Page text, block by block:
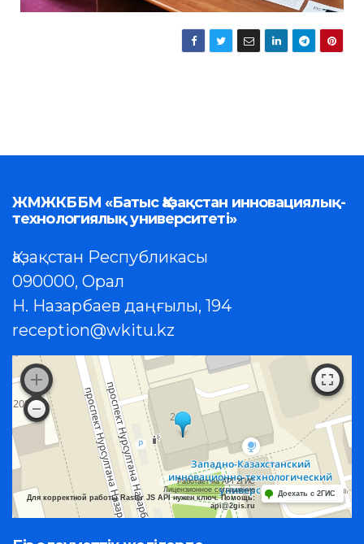
ЖМЖКББМ «Батыс Қазақстан инновациялық-
технологиялық университеті»
Қазақстан Республикасы
090000, Орал
Н. Назарбаев даңғылы, 194
reception@wkitu.kz
Работает на API 2ГИС
Лицензионное соглашение
Для корректной работы Raster JS API нужен ключ. Помощь:
api@2gis.ru
Доехать с 2ГИС